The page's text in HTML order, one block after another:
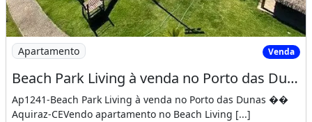
Imagem: Beach Park Living à venda no Porto das
Apartamento Venda
Beach Park Living à venda no Porto das Dunas �� Aquiraz-CE
Ap1241-Beach Park Living à venda no Porto das Dunas ��
Aquiraz-CEVendo apartamento no Beach Living [...]